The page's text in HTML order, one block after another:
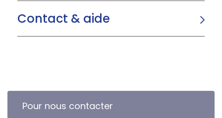
Contact & aide
Pour nous contacter